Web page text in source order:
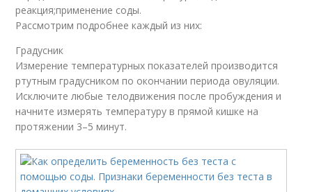
реакция;применение соды.
Рассмотрим подробнее каждый из них:
Градусник
Измерение температурных показателей производится
ртутным градусником по окончании периода овуляции.
Исключите любые телодвижения после пробуждения и
начните измерять температуру в прямой кишке на
протяжении 3–5 минут.